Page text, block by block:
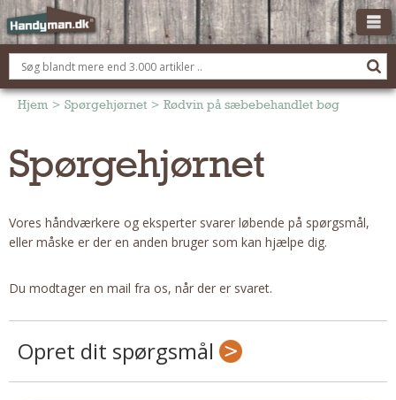
OM HANDYMAN.DK
FÅ 3 TILBUD
BOLIG KØBERÅDGIVNING
Montage Og Nybyg
Reparation Og Vedligehold
Om Materialer
Om Værktøj
Hjem > Spørgehjørnet > Rødvin på sæbebehandlet bøg
Spørgehjørnet
Vores håndværkere og eksperter svarer løbende på spørgsmål,
eller måske er der en anden bruger som kan hjælpe dig.
Du modtager en mail fra os, når der er svaret.
Opret dit spørgsmål